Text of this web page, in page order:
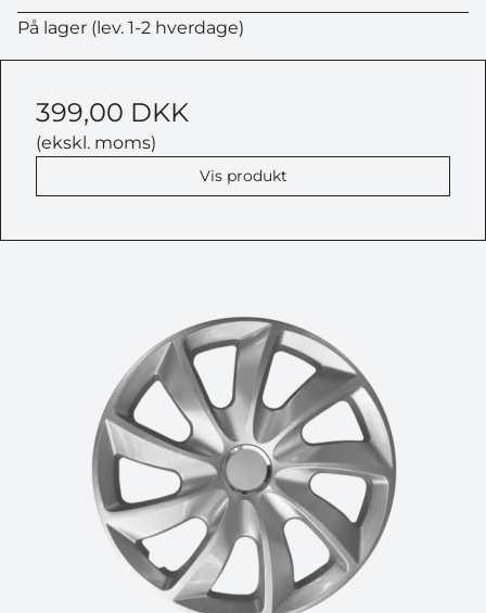
På lager (lev. 1-2 hverdage)
399,00 DKK
(ekskl. moms)
Vis produkt
CYKELHOLDER
til dato –
DELTAG I KONKURRENCEN
*Når du tilmelder dig konkurrencen, bliver du samtidig
tilmeldt vores nyhedsbrev, som du kan afmelde når